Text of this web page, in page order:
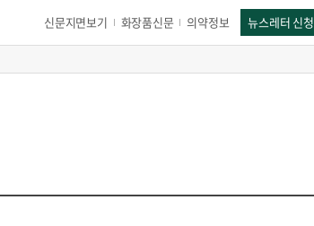
신문지면보기 화장품신문 의약정보 뉴스레터 신청